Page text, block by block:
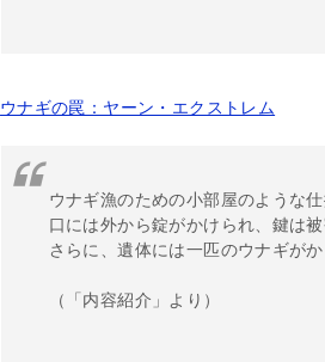
ウナギの罠：ヤーン・エクストレム
ウナギ漁のための小部屋のような
口には外から錠がかけられ、鍵は
さらに、遺体には一匹のウナギが
（「内容紹介」より）